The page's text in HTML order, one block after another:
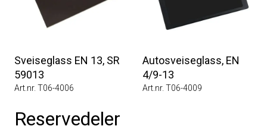
Sveiseglass EN 13, SR
59013
Art.nr. T06-4006
Autosveiseglass, EN
4/9-13
Art.nr. T06-4009
Reservedeler